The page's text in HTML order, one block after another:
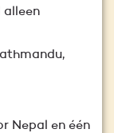
alleen
Nepal en één